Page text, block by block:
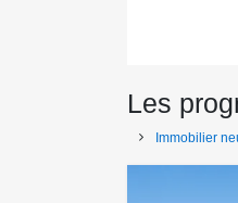
Les
Immobilier